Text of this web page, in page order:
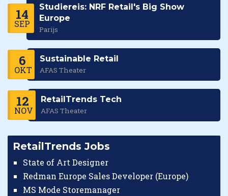
14
SEP
Studiereis: NRF Retail's Big Show
Europe
Parijs
6
OKT
Sustainable Retail
AFAS Theater
12
NOV
RetailTrends Tech
AFAS Theater
RetailTrends Jobs
State of Art Designer
Redman Europe Sales Developer (Europe)
MS Mode Storemanager